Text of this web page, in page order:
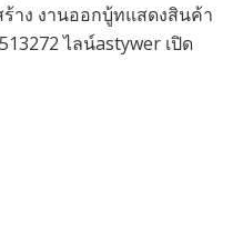
าง งานออกบู้ทแสดงสินค้า
ไลน์astywer เปิด